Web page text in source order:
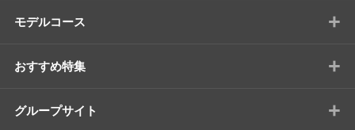
モデルコース +
おすすめ特集 +
グループサイト +